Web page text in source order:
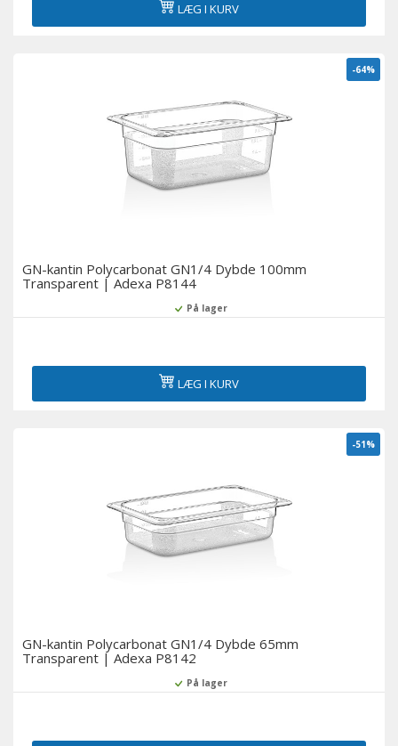
LÆG I KURV
-64%
GN-kantin Polycarbonat GN1/4 Dybde 100mm
Transparent | Adexa P8144
På lager
LÆG I KURV
-51%
GN-kantin Polycarbonat GN1/4 Dybde 65mm
Transparent | Adexa P8142
På lager